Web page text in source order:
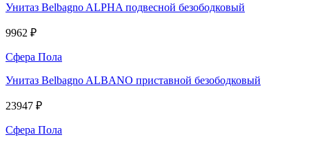
Унитаз Belbagno ALPHA подвесной безободковый
9962 ₽
Сфера Пола
Унитаз Belbagno ALBANO приставной безободковый
23947 ₽
Сфера Пола